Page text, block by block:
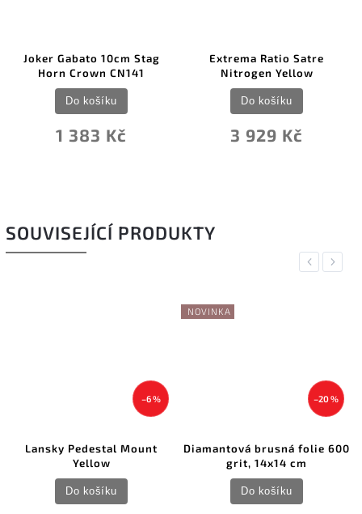
Joker Gabato 10cm Stag
Horn Crown CN141
1 383 Kč
Do košíku
Extrema Ratio Satre
Nitrogen Yellow
3 929 Kč
Do košíku
SOUVISEJÍCÍ PRODUKTY
Previous
–6 %
Lansky Pedestal Mount
Yellow
Do košíku
NOVINKA
–20 %
Diamantová brusná folie 600
grit, 14x14 cm
Do košíku
Next